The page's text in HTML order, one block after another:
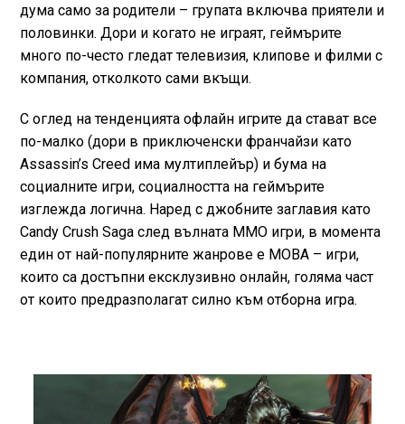
дума само за родители – групата включва приятели и
половинки. Дори и когато не играят, геймърите
много по-често гледат телевизия, клипове и филми с
компания, отколкото сами вкъщи.
С оглед на тенденцията офлайн игрите да стават все
по-малко (дори в приключенски франчайзи като
Assassin’s Creed има мултиплейър) и бума на
социалните игри, социалността на геймърите
изглежда логична. Наред с джобните заглавия като
Candy Crush Saga след вълната MMO игри, в момента
един от най-популярните жанрове е MOBA – игри,
които са достъпни ексклузивно онлайн, голяма част
от които предразполагат силно към отборна игра.